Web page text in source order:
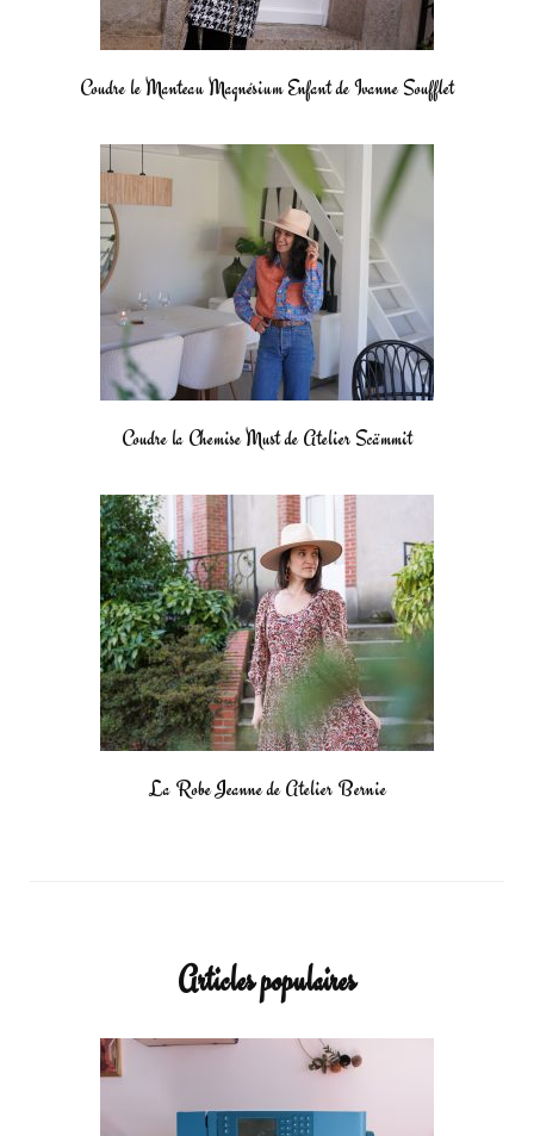
Coudre le Manteau Magnésium Enfant de Ivanne Soufflet
Coudre la Chemise Must de Atelier Scämmit
La Robe Jeanne de Atelier Bernie
Articles populaires